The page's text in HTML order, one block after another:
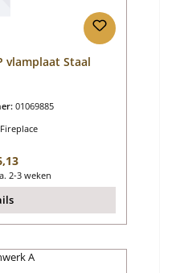
vlamplaat Staal
01069885
Fireplace
prijs:
2-3 weken